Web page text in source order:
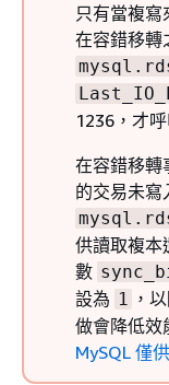
只有當複
在容錯移轉
1236，才呼
在容錯移轉
的交易未寫
供讀取複本
數
設為 1 ，
做會降低效
MySQL 僅